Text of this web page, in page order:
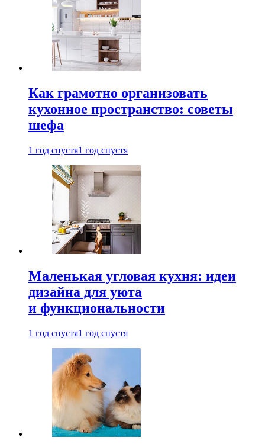
Как грамотно организовать
кухонное пространство: советы
шефа
1 год спустя1 год спустя
Маленькая угловая кухня: идеи
дизайна для уюта
и функциональности
1 год спустя1 год спустя